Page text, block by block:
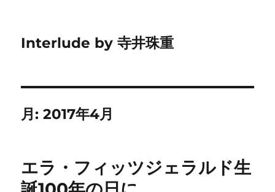
Interlude by 寺井珠重
月:2017年4月
エラ・フィッツジェラルド生